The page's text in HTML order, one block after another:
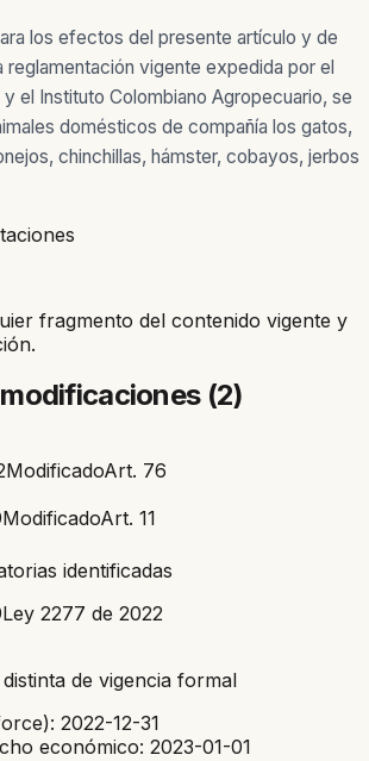
los efectos del presente artículo y de
reglamentación vigente expedida por el
el Instituto Colombiano Agropecuario, se
domésticos de compañía los gatos,
chinchillas, hámster, cobayos, jerbos
fragmento del contenido vigente y
(2)
ModificadoArt. 76
ModificadoArt. 11
identificadas
Ley 2277 de 2022
de vigencia formal
2022-12-31
económico: 2023-01-01